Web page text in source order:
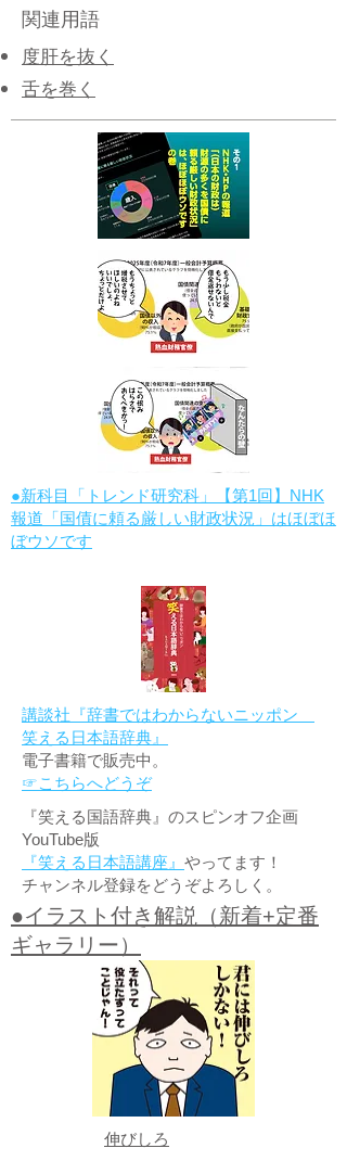
関連用語
​度肝を抜く
舌を巻く
●新科目「トレンド研究科」【第1回】NHK
報道「国債に頼る厳しい財政状況」はほぼほ
ぼウソです
講談社『辞書ではわからないニッポン
笑える日本語辞典』
電子書籍で販売中。
☞こちらへどうぞ
『笑える国語辞典』のスピンオフ企画
YouTube版
『笑える日本語講座』 やってます！
チャンネル登録をどうぞよろしく。
●イラスト付き解説（新着+定番
ギャラリー）
伸びしろ